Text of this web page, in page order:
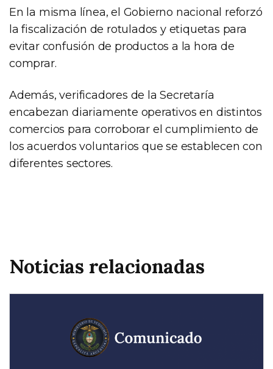
En la misma línea, el Gobierno nacional reforzó
la fiscalización de rotulados y etiquetas para
evitar confusión de productos a la hora de
comprar.
Además, verificadores de la Secretaría
encabezan diariamente operativos en distintos
comercios para corroborar el cumplimiento de
los acuerdos voluntarios que se establecen con
diferentes sectores.
Noticias relacionadas